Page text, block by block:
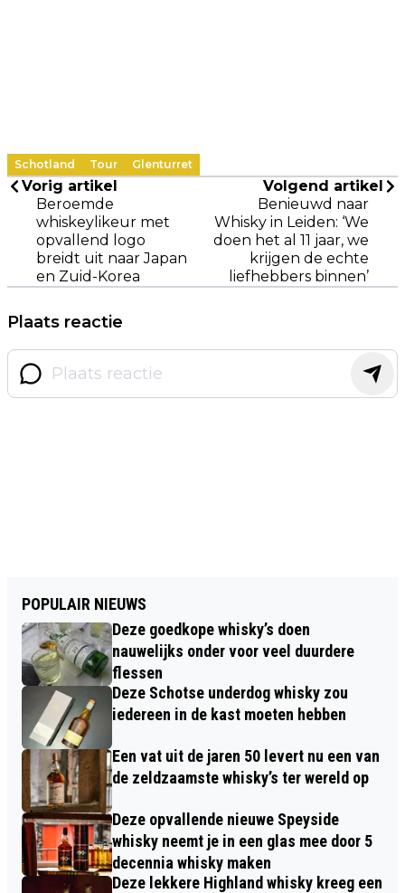
Schotland Tour Glenturret
Vorig artikel
Beroemde
whiskeylikeur met
opvallend logo
breidt uit naar Japan
en Zuid-Korea
Volgend artikel
Benieuwd naar
Whisky in Leiden: ‘We
doen het al 11 jaar, we
krijgen de echte
liefhebbers binnen’
Plaats reactie
POPULAIR NIEUWS
Deze goedkope whisky’s doen
nauwelijks onder voor veel duurdere
flessen
Deze Schotse underdog whisky zou
iedereen in de kast moeten hebben
Een vat uit de jaren 50 levert nu een van
de zeldzaamste whisky’s ter wereld op
Deze opvallende nieuwe Speyside
whisky neemt je in een glas mee door 5
decennia whisky maken
Deze lekkere Highland whisky kreeg een